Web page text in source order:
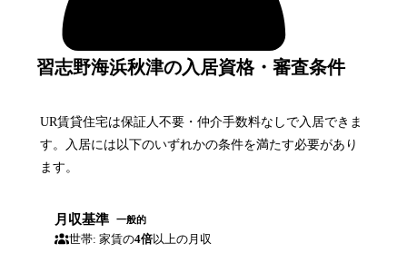
習志野海浜秋津の入居資格・審査条件
UR賃貸住宅は保証人不要・仲介手数料なしで入居できま
す。入居には以下のいずれかの条件を満たす必要があり
ます。
月収基準 一般的
世帯: 家賃の4倍以上の月収